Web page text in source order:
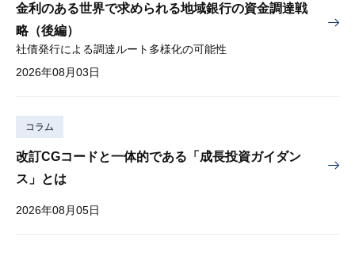
金利のある世界で求められる地域銀行の資金調達戦
略（後編）
社債発行による調達ルート多様化の可能性
2026年08月03日
コラム
改訂CGコードと一体的である「成長投資ガイダン
ス」とは
2026年08月05日